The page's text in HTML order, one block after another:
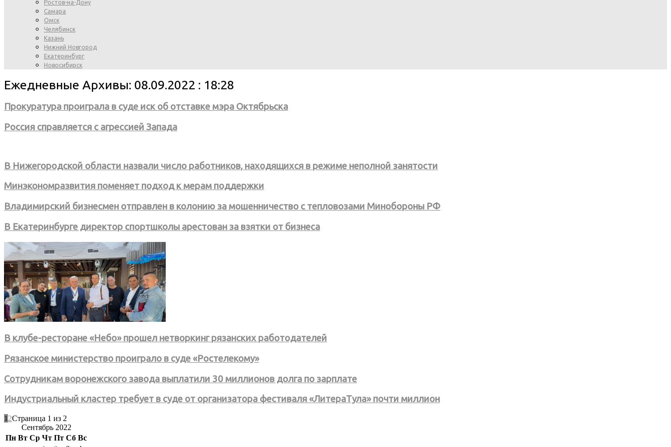
Ростов-на-Дону
Самара
Омск
Челябинск
Казань
Нижний Новгород
Екатеринбург
Новосибирск
Ежедневные Архивы: 08.09.2022 : 18:28
Прокуратура проиграла в суде иск об отставке мэра Октябрьска
Россия справляется с агрессией Запада
В Нижегородской области назвали число работников, находящихся в режиме неполной занятости
Минэкономразвития поменяет подход к мерам поддержки
Владимирский бизнесмен отправлен в колонию за мошенничество с тепловозами Минобороны РФ
В Екатеринбурге директор спортшколы арестован за взятки от бизнеса
В клубе-ресторане «Небо» прошел нетворкинг рязанских работодателей
Рязанское министерство проиграло в суде «Ростелекому»
Сотрудникам воронежского завода выплатили 30 миллионов долга по зарплате
Индустриальный кластер требует в суде от организатора фестиваля «ЛитераТула» почти миллион
1 2Страница 1 из 2
Сентябрь 2022
Пн Вт Ср Чт Пт Сб Вс